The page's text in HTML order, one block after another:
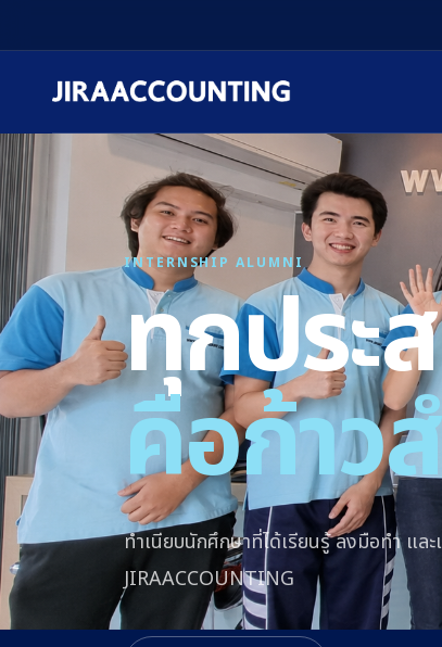
INTERNSHIP ALUMNI
ทุกประ
คือก้าว
ทำเนียบนักศึกษาที่ได้เรียนรู้ ลงมือทำ แล
JIRAACCOUNTING